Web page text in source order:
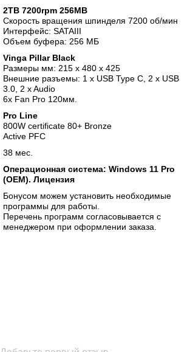
2TB 7200rpm 256MB
Скорость вращения шпинделя 7200 об/мин
Интерфейс: SATAIII
Объем буфера: 256 МБ
Vinga Pillar Black
Размеры мм: 215 x 480 x 425
Внешние разъемы: 1 x USB Type C, 2 x USB
3.0, 2 x Audio
6х Fan Pro 120мм.
Pro Line
800W certificate 80+ Bronze
Active PFC
38 мес.
Операционная система: Windows 11 Pro
(OEM). Лицензия
Бонусом можем установить необходимые
программы для работы.
Перечень программ согласовывается с
менеджером при оформлении заказа.